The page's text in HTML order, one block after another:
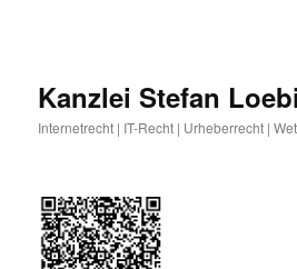
Kanzlei Stefan
Internetrecht | IT-Recht | Urheberrecht |